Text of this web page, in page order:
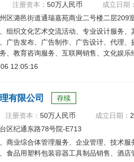
注册资本： 50万人民币
成立日期
区潞邑街道通瑞嘉苑商业二号楼二层209
组织文化艺术交流活动、专业设计服务
广告发布、广告制作、广告设计、代理
、教育咨询服务、互联网销售、文化娱
12:05:16
有限公司 存续
注册资本： 50万人民币 成立日期：
区纪通东路78号院-E713
商业综合体管理服务、企业管理、技术
食品用塑料包装容器工具制品销售、酒